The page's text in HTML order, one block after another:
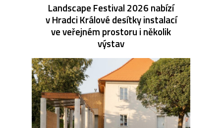
Landscape Festival 2026 nabízí
v Hradci Králové desítky instalací
ve veřejném prostoru i několik
výstav